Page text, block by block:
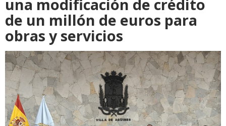
una modificación de crédito
de un millón de euros para
obras y servicios